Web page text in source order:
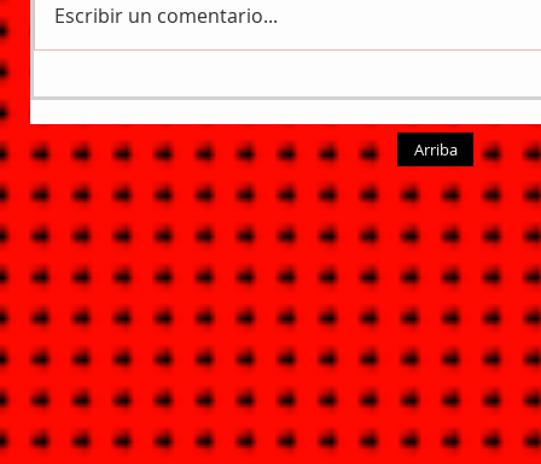
Escribir un comentario...
Arriba